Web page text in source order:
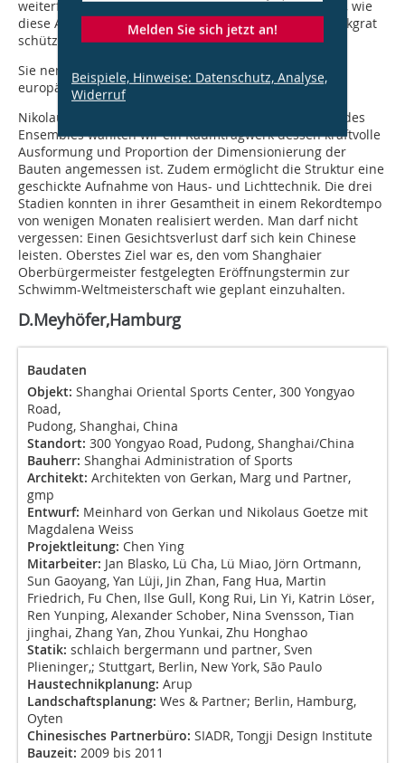
weiterführen. Am besten sieht man im Freiluftstadion, wie
diese Art der Konstruktion den Zuschauer wie ein Rückgrat
schützt und Halt gibt.
Sie nennen es Rückgrat, aber vielleicht wirkt alles für
europäische Augen doch zu grob?
Nikolaus Goetze: Für das starke architektonische Bild des
Ensembles wählten wir ein Raumtragwerk dessen kraftvolle
Ausformung und Proportion der Dimensionierung der
Bauten angemessen ist. Zudem ermöglicht die Struktur eine
geschickte Aufnahme von Haus- und Lichttechnik. Die drei
Stadien konnten in ihrer Gesamt­heit in einem Rekordtempo
von wenigen Monaten realisiert werden. Man darf nicht
vergessen: Einen Gesichtsverlust darf sich kein Chinese
leisten. Oberstes Ziel war es, den vom Shanghaier
Oberbürgermeister festgelegten Eröffnungstermin zur
Schwimm-Weltmeisterschaft wie geplant einzuhalten.
D.Meyhöfer,Hamburg
Baudaten
Objekt: Shanghai Oriental Sports Center, 300 Yongyao
Road,
Pudong, Shanghai, China
Standort: 300 Yongyao Road, Pudong, Shanghai/China
Bauherr: Shanghai Administration of Sports
Architekt: Architekten von Gerkan, Marg und Partner,
gmp
Entwurf: Meinhard von Gerkan und Nikolaus Goetze mit
Magdalena Weiss
Projektleitung: Chen Ying
Mitarbeiter: Jan Blasko, Lü Cha, Lü Miao, Jörn Ortmann,
Sun Gaoyang, Yan Lüji, Jin Zhan, Fang Hua, Martin
Friedrich, Fu Chen, Ilse Gull, Kong Rui, Lin Yi, Katrin Löser,
Ren Yunping, Alexander Schober, Nina Svensson, Tian
jinghai, Zhang Yan, Zhou Yunkai, Zhu Honghao
Statik: schlaich bergermann und partner, Sven
Plieninger,; Stuttgart, Berlin, New York, São Paulo
Haustechnikplanung: Arup
Landschaftsplanung: Wes & Partner; Berlin, Hamburg,
Oyten
Chinesisches Partnerbüro: SIADR, Tongji Design Institute
Bauzeit: 2009 bis 2011
Melden Sie sich jetzt an!
Beispiele, Hinweise: Datenschutz, Analyse,
Widerruf